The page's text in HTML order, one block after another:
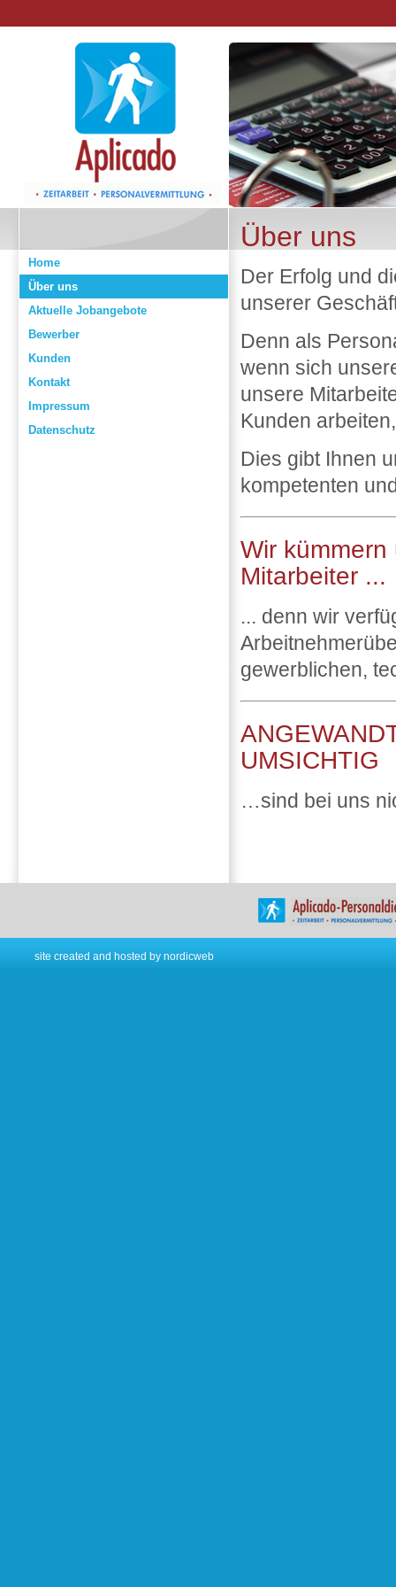
Über uns
Der Erfolg und
unserer
Denn als
wenn sich
unsere
Kunden
Dies gibt Ihnen
kompetenten
Wir
Mitarbeiter ...
... denn wir
gewerblichen,
UMSICHTIG
…sind bei uns
Home
Über uns
Aktuelle Jobangebote
Bewerber
Kunden
Kontakt
Impressum
Datenschutz
site created and hosted by nordicweb